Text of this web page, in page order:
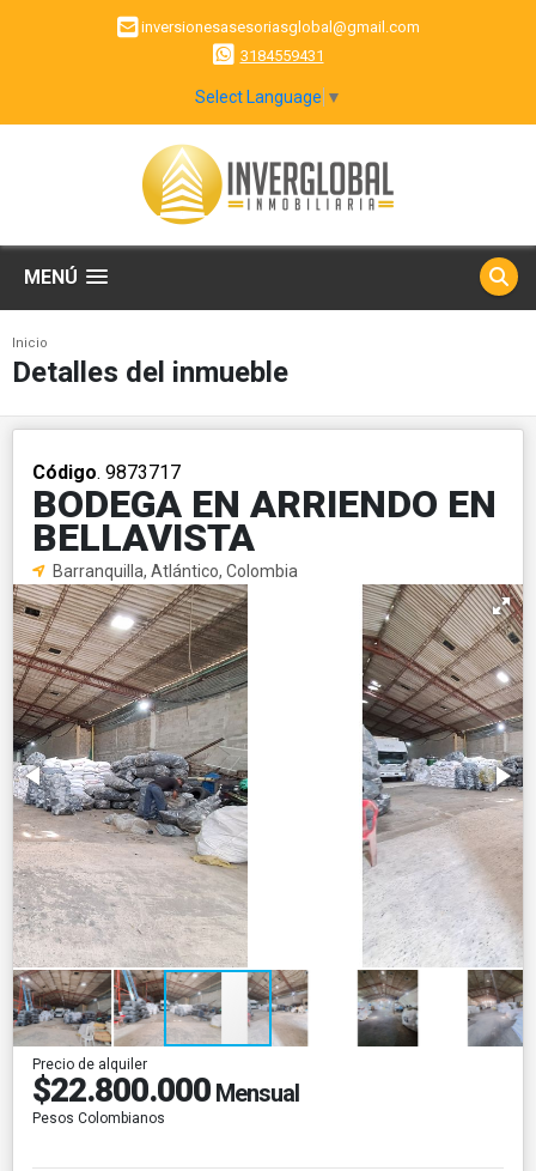
inversionesasesoriasglobal@gmail.com
3184559431
Select Language ▼
MENÚ
Inicio
Detalles del inmueble
Código. 9873717
BODEGA EN ARRIENDO EN
BELLAVISTA
Barranquilla, Atlántico, Colombia
Precio de alquiler
$22.800.000 Mensual
Pesos Colombianos